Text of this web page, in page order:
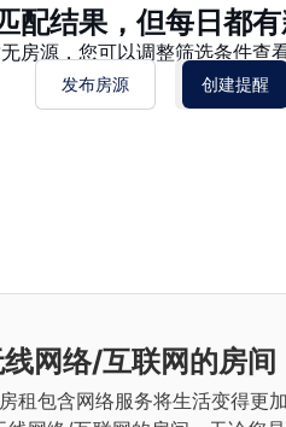
配结果，但每日都有
房源，您可以调整筛选条件查
发布房源 创建提醒
网络/互联网的房间
租包含网络服务将生活变得更